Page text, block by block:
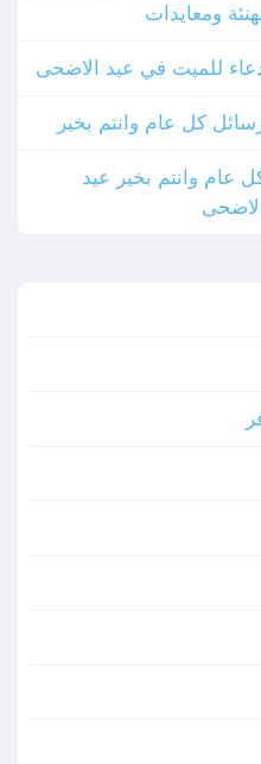
ومعايدات
للميت في عيد الاضحى
كل عام وانتم بخير
عام وانتم بخير عيد
الاضحى